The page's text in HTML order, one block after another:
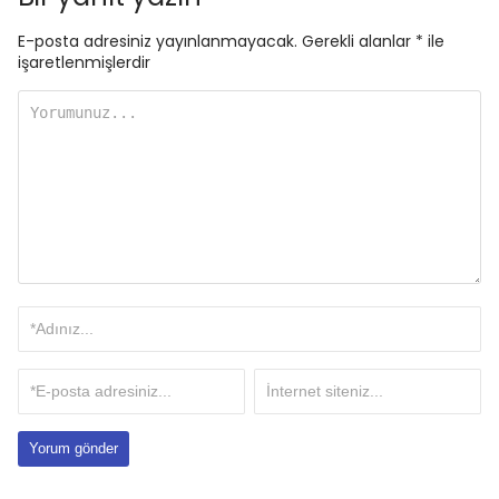
E-posta adresiniz yayınlanmayacak. Gerekli alanlar * ile
işaretlenmişlerdir